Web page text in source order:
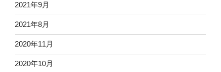
2021年9月
2021年8月
2020年11月
2020年10月